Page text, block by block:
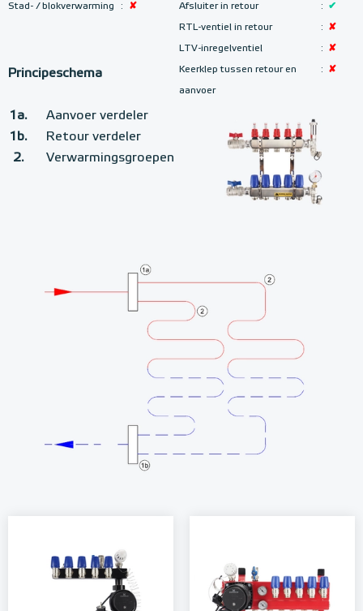
Stad- / blokverwarming : ✘ Afsluiter in retour : ✔
RTL-ventiel in retour : ✘
LTV-inregelventiel : ✘
Principeschema Keerklep tussen retour en
aanvoer
: ✘
1a.
1b.
2.
Aanvoer verdeler
Retour verdeler
Verwarmingsgroepen